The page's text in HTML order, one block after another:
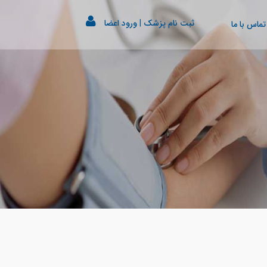
تماس با ما ثبت نام پزشک |ورود اعضا